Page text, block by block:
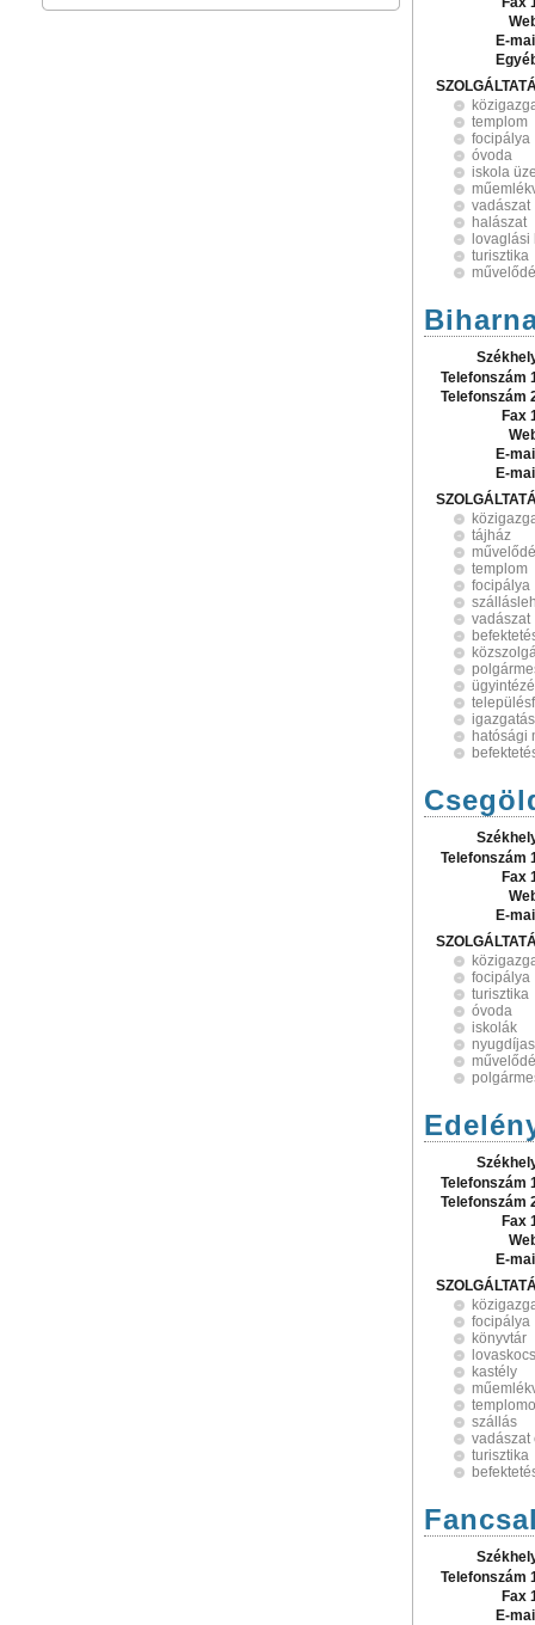
E-
templom
focipálya
óvoda
iskola
vadászat
halászat
turisztika
Telefonszám
Telefonszám
Fax
E-
E-
tájház
templom
focipálya
vadászat
hatósági
Telefonszám
Fax
E-
focipálya
turisztika
óvoda
iskolák
Telefonszám
Telefonszám
Fax
E-
focipálya
könyvtár
kastély
szállás
vadászat
turisztika
Telefonszám
Fax
E-